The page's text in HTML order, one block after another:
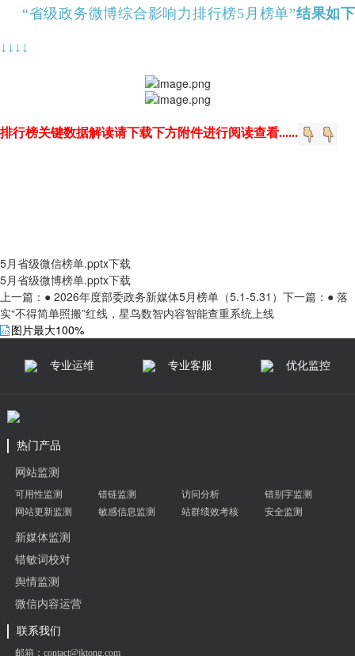
“省级政务微博综合影响力排行榜5月榜单”结果如下
↓ ↓ ↓↓
排行榜关键数据解读请下载下方附件进行阅读查看......
5月省级微信榜单.pptx下载
5月省级微博榜单.pptx下载
上一篇： ● 2026年度部委政务新媒体5月榜单（5.1-5.31） 下一篇： ● 落
实“不得简单照搬”红线，星鸟数智内容智能查重系统上线
图片最大100%
专业运维 专业客服 优化监控
热门产品
网站监测
可用性监测 错链监测 访问分析
错别字监测
网站更新监测
敏感信息监测 站群绩效考核 安全监测
新媒体监测
错敏词校对
舆情监测
微信内容运营
联系我们
邮箱：contact@jktong.com